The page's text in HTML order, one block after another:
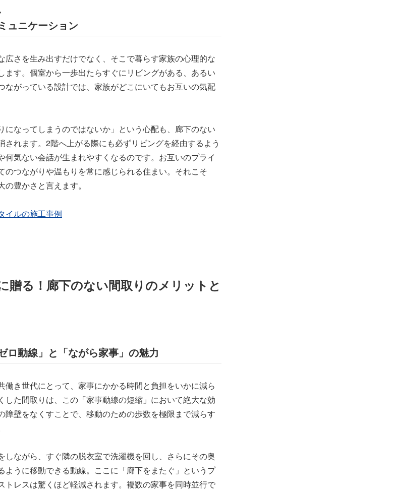
ュニケーション
広さを生み出すだけでなく、そこで暮らす家族の心理的な
ます。個室から一歩出たらすぐにリビングがある、あるい
ながっている設計では、家族がどこにいてもお互いの気配
になってしまうのではないか」という心配も、廊下のない
されます。2階へ上がる際にも必ずリビングを経由するよう
何気ない会話が生まれやすくなるのです。お互いのプライ
のつながりや温もりを常に感じられる住まい。それこそ
豊かさと言えます。
イルの施工事例
贈る！廊下のない間取りのメリットと
ロ動線」と「ながら家事」の魅力
働き世代にとって、家事にかかる時間と負担をいかに減ら
した間取りは、この「家事動線の短縮」において絶大な効
障壁をなくすことで、移動のための歩数を極限まで減らす
しながら、すぐ隣の脱衣室で洗濯機を回し、さらにその奥
ように移動できる動線。ここに「廊下をまたぐ」というプ
トレスは驚くほど軽減されます。複数の家事を同時並行で